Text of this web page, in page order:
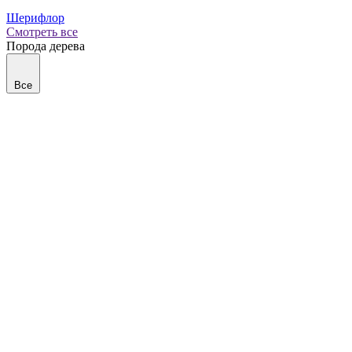
Шерифлор
Смотреть все
Порода дерева
Все